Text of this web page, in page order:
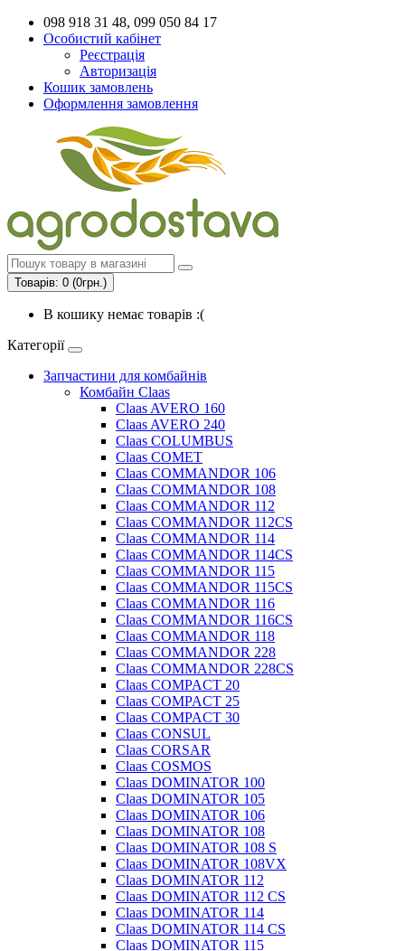
098 918 31 48, 099 050 84 17
Особистий кабінет
Реєстрація
Авторизація
Кошик замовлень
Оформлення замовлення
Товарів: 0 (0грн.)
В кошику немає товарів :(
Категорії
Запчастини для комбайнів
Комбайн Claas
Claas AVERO 160
Claas AVERO 240
Claas COLUMBUS
Claas COMET
Claas COMMANDOR 106
Claas COMMANDOR 108
Claas COMMANDOR 112
Claas COMMANDOR 112CS
Claas COMMANDOR 114
Claas COMMANDOR 114CS
Claas COMMANDOR 115
Claas COMMANDOR 115CS
Claas COMMANDOR 116
Claas COMMANDOR 116CS
Claas COMMANDOR 118
Claas COMMANDOR 228
Claas COMMANDOR 228CS
Claas COMPACT 20
Claas COMPACT 25
Claas COMPACT 30
Claas CONSUL
Claas CORSAR
Claas COSMOS
Claas DOMINATOR 100
Claas DOMINATOR 105
Claas DOMINATOR 106
Claas DOMINATOR 108
Claas DOMINATOR 108 S
Claas DOMINATOR 108VX
Claas DOMINATOR 112
Claas DOMINATOR 112 CS
Claas DOMINATOR 114
Claas DOMINATOR 114 CS
Claas DOMINATOR 115